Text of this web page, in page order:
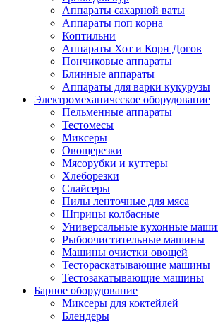
Аппараты сахарной ваты
Аппараты поп корна
Коптильни
Аппараты Хот и Корн Догов
Пончиковые аппараты
Блинные аппараты
Аппараты для варки кукурузы
Электромеханическое оборудование
Пельменные аппараты
Тестомесы
Миксеры
Овощерезки
Мясорубки и куттеры
Хлеборезки
Слайсеры
Пилы ленточные для мяса
Шприцы колбасные
Универсальные кухонные
Рыбоочистительные машины
Машины очистки овощей
Тестораскатывающие машины
Тестозакатывающие машины
Барное оборудование
Миксеры для коктейлей
Блендеры